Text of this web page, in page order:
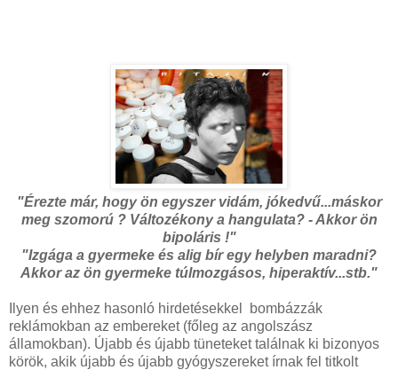
"Érezte már, hogy ön egyszer vidám, jókedvű...máskor
meg szomorú ? Változékony a hangulata? - Akkor ön
bipoláris !"
"Izgága a gyermeke és alig bír egy helyben maradni?
Akkor az ön gyermeke túlmozgásos, hiperaktív...stb."
Ilyen és ehhez hasonló hirdetésekkel bombázzák
reklámokban az embereket (főleg az angolszász
államokban). Újabb és újabb tüneteket találnak ki bizonyos
körök, akik újabb és újabb gyógyszereket írnak fel titkolt